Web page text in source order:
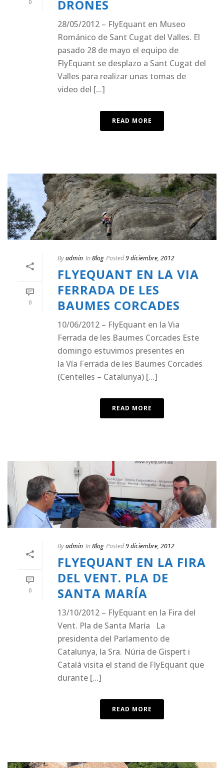
0 DRONES
28/05/2012 – FlyEquant en Museo
Románico de Sant Cugat del Valles. El
pasado 28 de mayo el equipo de
FlyEquant se desplazo a Sant Cugat del
Valles para realizar unas tomas de
video del [...]
READ MORE
0
Byadmin InBlog Posted9 diciembre, 2012
FLYEQUANT EN LA VIA
FERRADA DE LES
BAUMES CORCADES
10/06/2012 – FlyEquant en la Via
Ferrada de les Baumes Corcades Este
domingo estuvimos presentes en
la Vía Ferrada de les Baumes Corcades
(Centelles – Catalunya) [...]
READ MORE
0
Byadmin InBlog Posted9 diciembre, 2012
FLYEQUANT EN LA FIRA
DEL VENT. PLA DE
SANTA MARÍA
13/10/2012 – FlyEquant en la Fira del
Vent. Pla de Santa María La
presidenta del Parlamento de
Catalunya, la Sra. Núria de Gispert i
Català visita el stand de FlyEquant que
durante [...]
READ MORE